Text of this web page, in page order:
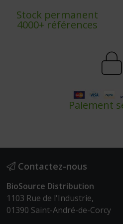
Stock permanent
4000+ références
Paiement
Contactez-nous
BioSource Distribution
1103 Rue de l'Industrie,
01390 Saint-André-de-Corcy